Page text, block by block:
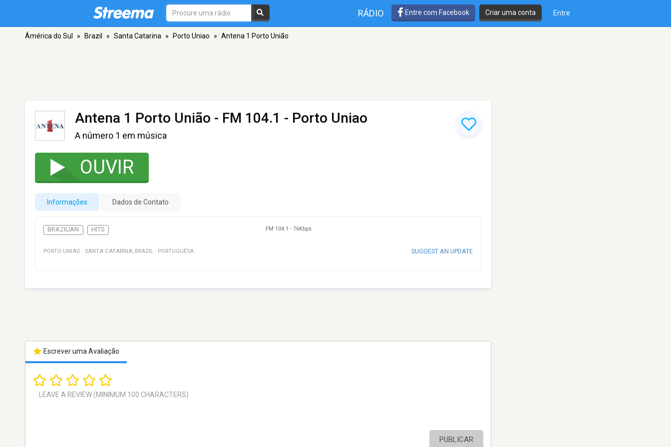
RÁDIO Entre com Facebook Criar uma conta Entre
Ámérica do Sul » Brazil » Santa Catarina » Porto Uniao » Antena 1 Porto União
Antena 1 Porto União - FM 104.1 - Porto Uniao
A número 1 em música
OUVIR
Informações Dados de Contato
BRAZILIAN HITS FM 104.1 - 76Kbps
PORTO UNIAO · SANTA CATARINA, BRAZIL · PORTUGUÊSA SUGGEST AN UPDATE
Escrever uma Avaliação
PUBLICAR